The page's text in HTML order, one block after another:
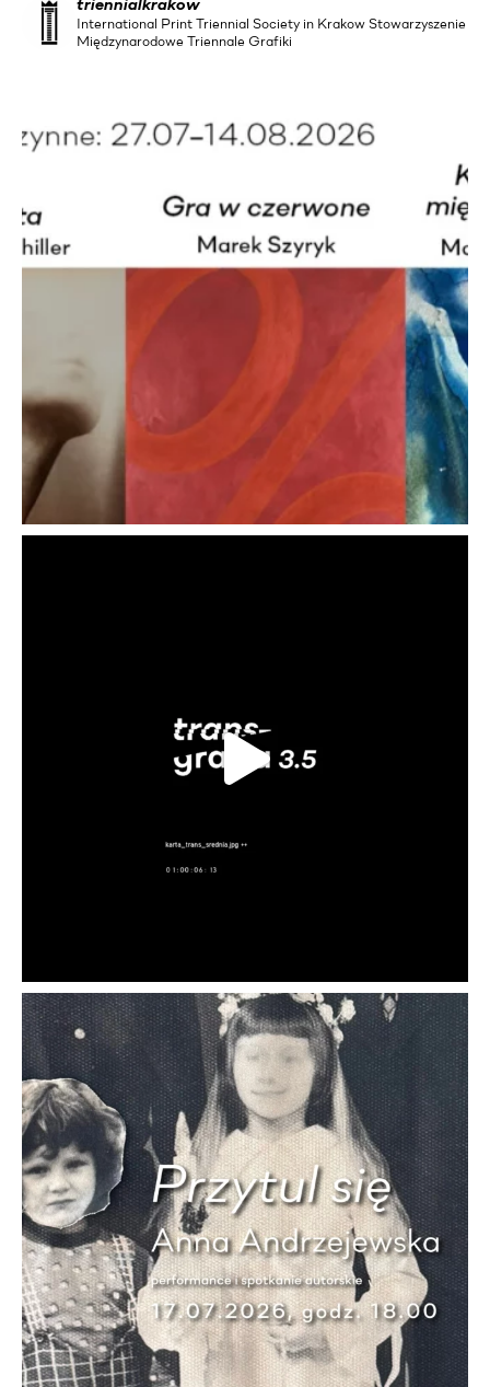
triennialkrakow
International Print Triennial Society in Krakow Stowarzyszenie
Międzynarodowe Triennale Grafiki